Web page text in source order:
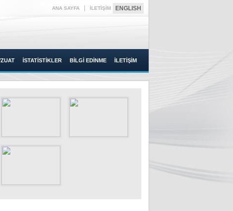
ANA SAYFA İLETİŞİM ENGLISH
İSTATİSTİKLER BİLGİ EDİNME İLETİŞİM